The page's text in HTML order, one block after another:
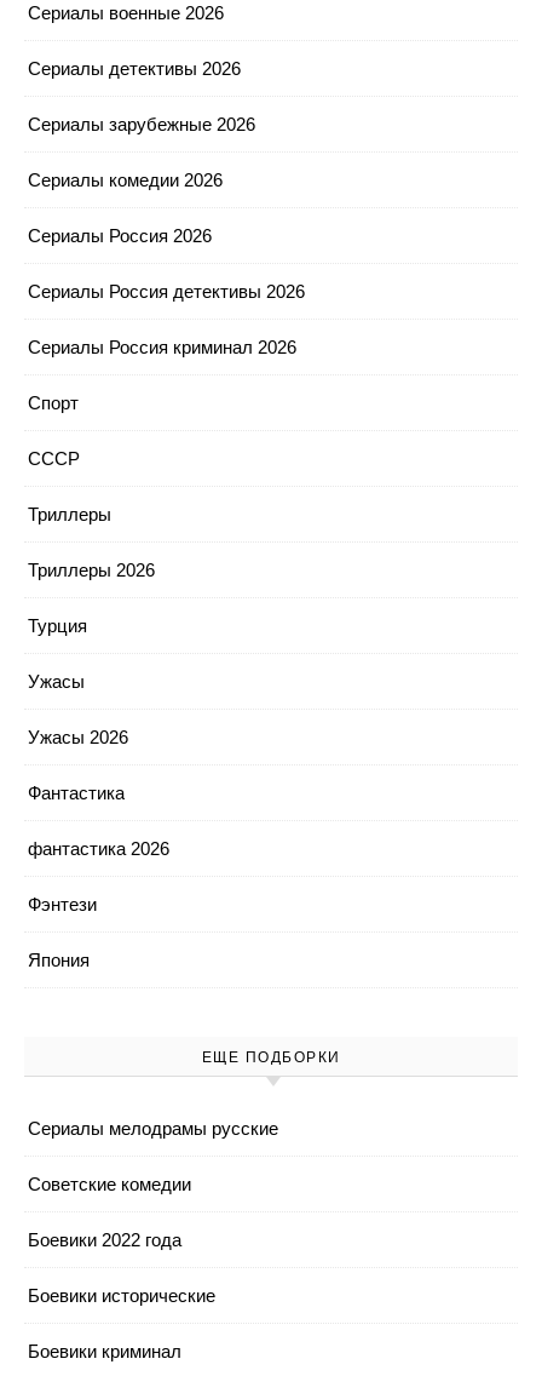
Сериалы военные 2026
Сериалы детективы 2026
Сериалы зарубежные 2026
Сериалы комедии 2026
Сериалы Россия 2026
Сериалы Россия детективы 2026
Сериалы Россия криминал 2026
Спорт
СССР
Триллеры
Триллеры 2026
Турция
Ужасы
Ужасы 2026
Фантастика
фантастика 2026
Фэнтези
Япония
ЕЩЕ ПОДБОРКИ
Cериалы мелодрамы русские
Cоветские комедии
Боевики 2022 года
Боевики исторические
Боевики криминал